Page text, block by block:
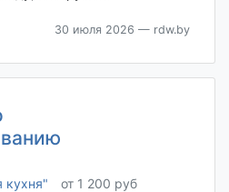
30 июля 2026 — rdw.by
кухня" от 1 200 руб